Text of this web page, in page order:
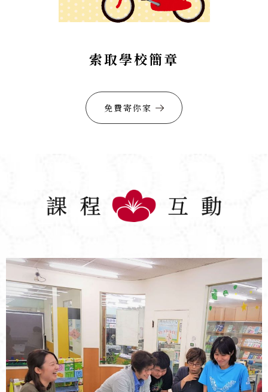
索取學校簡章
免費寄你家